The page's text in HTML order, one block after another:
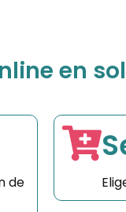
en
de